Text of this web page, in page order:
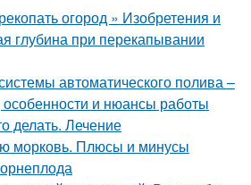
огород » Изобретения и
глубина при перекапывании
автоматического полива –
особенности и нюансы работы
делать. Лечение
морковь. Плюсы и минусы